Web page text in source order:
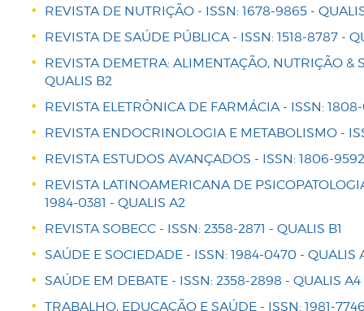
REVISTA DE NUTRIÇÃO - ISSN: 1678-9865 -
REVISTA DE SAÚDE PÚBLICA - ISSN: 1518-8787 -
REVISTA DEMETRA: ALIMENTAÇÃO, NUTRIÇÃO &
QUALIS B2
REVISTA ELETRÔNICA DE FARMÁCIA - ISSN:
REVISTA ENDOCRINOLOGIA E METABOLISMO -
REVISTA ESTUDOS AVANÇADOS - ISSN: 1806-
REVISTA LATINOAMERICANA DE
1984-0381 - QUALIS A2
REVISTA SOBECC - ISSN: 2358-2871 - QUALIS B1
SAÚDE E SOCIEDADE - ISSN: 1984-0470 - QUALIS
SAÚDE EM DEBATE - ISSN: 2358-2898 - QUALIS A4
TRABALHO, EDUCAÇÃO E SAÚDE - ISSN: 1981-